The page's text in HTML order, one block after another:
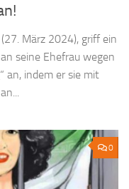
März 2024), griff ein
seine Ehefrau wegen
an, indem er sie mit
0